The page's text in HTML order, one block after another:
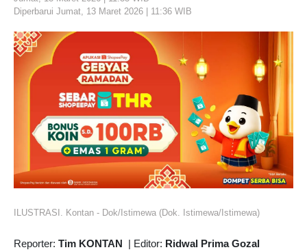
Diperbarui Jumat, 13 Maret 2026 | 11:36 WIB
ILUSTRASI. Kontan - Dok/Istimewa (Dok. Istimewa/Istimewa)
Reporter: Tim KONTAN | Editor: Ridwal Prima Gozal